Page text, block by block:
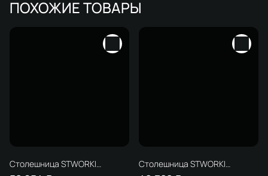
ПОХОЖИЕ ТОВАРЫ
Столешница STWORKI
Столешница STWORKI